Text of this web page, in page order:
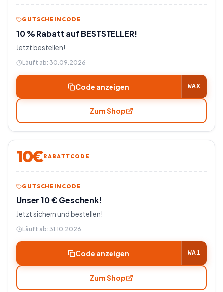
GUTSCHEINCODE
10 % Rabatt auf BESTSTELLER!
Jetzt bestellen!
Läuft ab: 30.09.2026
Code anzeigen WAX
Zum Shop
10€RABATTCODE
GUTSCHEINCODE
Unser 10 € Geschenk!
Jetzt sichern und bestellen!
Läuft ab: 31.10.2026
Code anzeigen WA1
Zum Shop